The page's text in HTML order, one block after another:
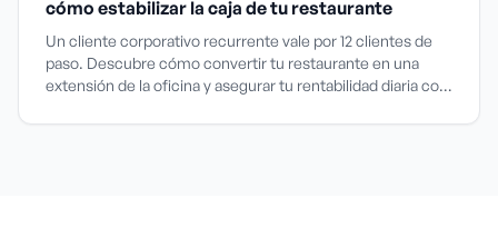
cómo estabilizar la caja de tu restaurante
Un cliente corporativo recurrente vale por 12 clientes de
paso. Descubre cómo convertir tu restaurante en una
extensión de la oficina y asegurar tu rentabilidad diaria con